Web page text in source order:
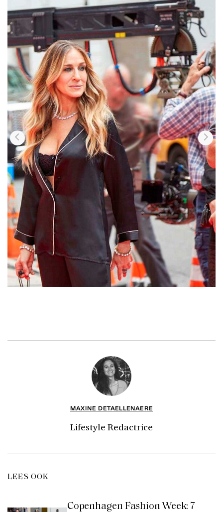
MAXINE DETAELLENAERE
Lifestyle Redactrice
LEES OOK
Copenhagen Fashion Week: 7